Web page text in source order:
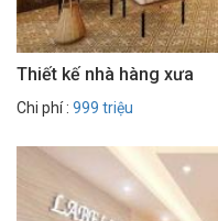
Thiết kế nhà hàng xưa
Chi phí : 999 triệu